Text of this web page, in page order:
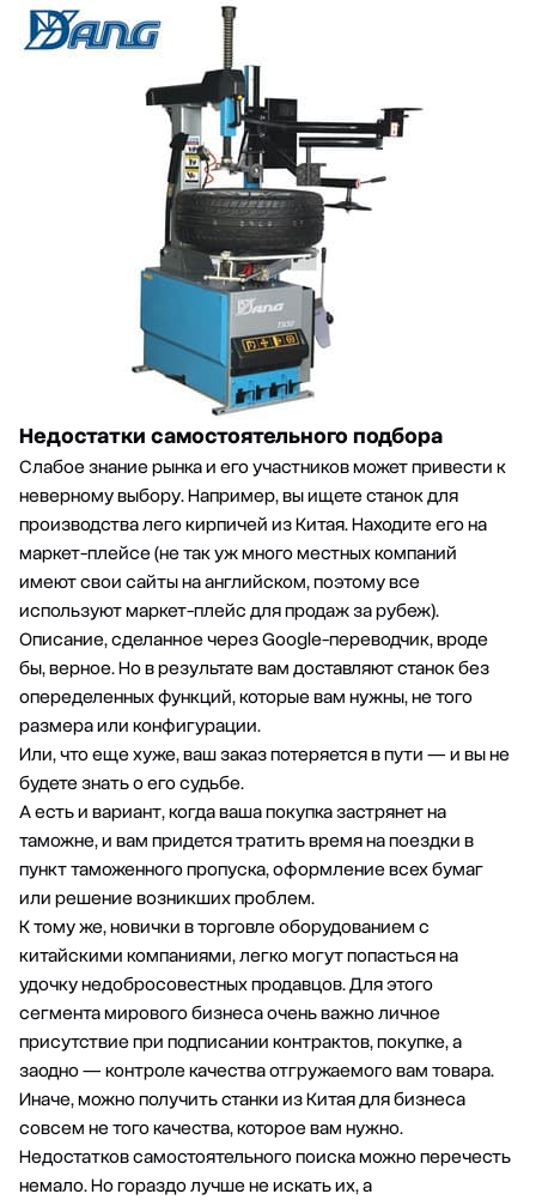
Недостатки самостоятельного подбора
Слабое знание рынка и его участников может привести к
неверному выбору. Например, вы ищете станок для
производства лего кирпичей из Китая. Находите его на
маркет-плейсе (не так уж много местных компаний
имеют свои сайты на английском, поэтому все
используют маркет-плейс для продаж за рубеж).
Описание, сделанное через Google-переводчик, вроде
бы, верное. Но в результате вам доставляют станок без
опеределенных функций, которые вам нужны, не того
размера или конфигурации.
Или, что еще хуже, ваш заказ потеряется в пути — и вы не
будете знать о его судьбе.
А есть и вариант, когда ваша покупка застрянет на
таможне, и вам придется тратить время на поездки в
пункт таможенного пропуска, оформление всех бумаг
или решение возникших проблем.
К тому же, новички в торговле оборудованием с
китайскими компаниями, легко могут попасться на
удочку недобросовестных продавцов. Для этого
сегмента мирового бизнеса очень важно личное
присутствие при подписании контрактов, покупке, а
заодно — контроле качества отгружаемого вам товара.
Иначе, можно получить станки из Китая для бизнеса
совсем не того качества, которое вам нужно.
Недостатков самостоятельного поиска можно перечесть
немало. Но гораздо лучше не искать их, а